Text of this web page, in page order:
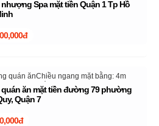
Spa mặt tiền Quận 1 Tp Hồ
quán ănChiều ngang mặt bằng: 4m
79 Quận 7 Hồ Chí Minh
quán ăn mặt tiền đường 79 phường
Quận 7